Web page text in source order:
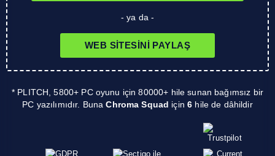
- ya da -
WEB SITESINI PAYLAŞ
* PLITCH, 5800+ PC oyunu için 80000+ hile sunan bağımsız bir
PC yazılımıdır. BunaChroma Squad için6 hile de dâhildir